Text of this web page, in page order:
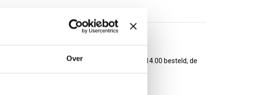
Over
op 90 grams FSC gecertificeerd papier. Voor 14.00 besteld, de